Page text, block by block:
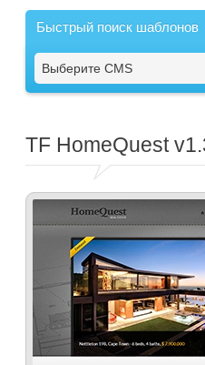
Быстрый поиск шаблонов
Выберите CMS
TF HomeQuest